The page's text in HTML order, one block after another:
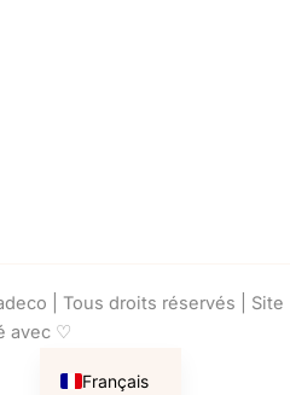
| Tous droits réservés | Site
avec ♡
Français